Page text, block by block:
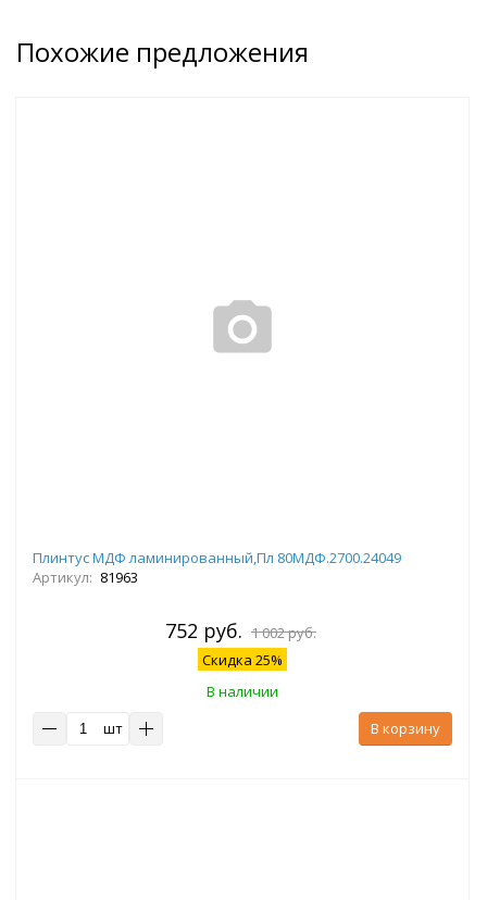
Похожие предложения
Плинтус МДФ ламинированный,Пл 80МДФ.2700.24049
Артикул: 81963
752 руб. 1 002 руб.
Скидка 25%
В наличии
шт
В корзину